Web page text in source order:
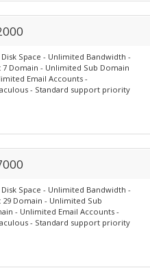
Disk Space - Unlimited Bandwidth -
7 Domain - Unlimited Sub Domain
Email Accounts -
- Standard support priority
Disk Space - Unlimited Bandwidth -
29 Domain - Unlimited Sub
- Unlimited Email Accounts -
- Standard support priority